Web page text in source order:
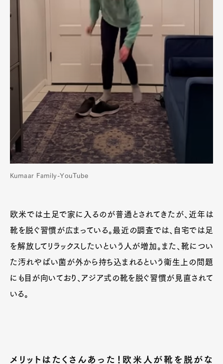
Kumaar Family-YouTube
欧米では土足で家に入るのが普通とされてきたが、近年は
靴を脱ぐ習慣が広まっている。最近の調査では、自宅では足
を解放してリラックスしたいという人が増加。また、靴につい
た汚れやばい菌が外から持ち込まれるという衛生上の問題
にも目が向いており、アジア式の靴を脱ぐ習慣が見直されて
いる。
メリットはたくさんあった！欧米人が靴を脱がな